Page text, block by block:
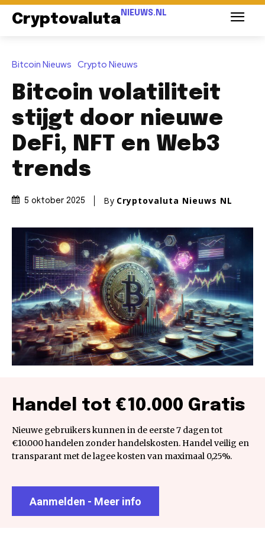
Cryptovaluta NIEUWS.NL
Bitcoin Nieuws Crypto Nieuws
Bitcoin volatiliteit
stijgt door nieuwe
DeFi, NFT en Web3
trends
5 oktober 2025 By Cryptovaluta Nieuws NL
Handel tot €10.000 Gratis
Nieuwe gebruikers kunnen in de eerste 7 dagen tot
€10.000 handelen zonder handelskosten. Handel veilig en
transparant met de lagee kosten van maximaal 0,25%.
Aanmelden - Meer info